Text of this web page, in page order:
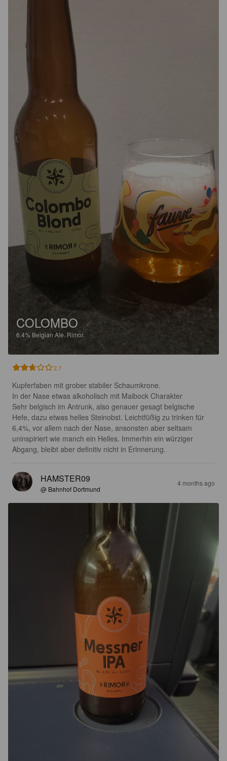
COLOMBO
6.4% Belgian Ale. Rimor.
2.7
Kupferfaben mit grober stabiler Schaumkrone.
In der Nase etwas alkoholisch mit Maibock Charakter
Sehr belgisch im Antrunk, also genauer gesagt belgische
Hefe, dazu etwas helles Steinobst. Leichtfüßig zu trinken für
6,4%, vor allem nach der Nase, ansonsten aber seltsam
uninspiriert wie manch ein Helles. Immerhin ein würziger
Abgang, bleibt aber definitiv nicht in Erinnerung.
HAMSTER09
@ Bahnhof Dortmund
4 months ago